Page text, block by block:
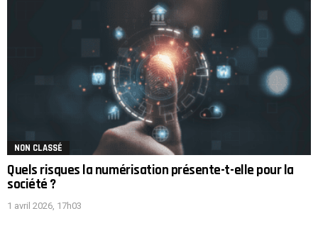
NON CLASSÉ
Quels risques la numérisation présente-t-elle pour la
société ?
1 avril 2026, 17h03